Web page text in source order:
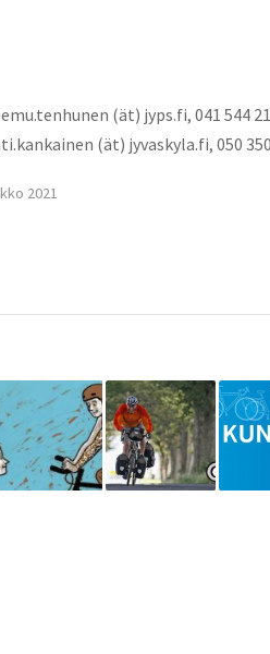
(ät) jyps.fi, 041 544
(ät) jyvaskyla.fi, 050
2021